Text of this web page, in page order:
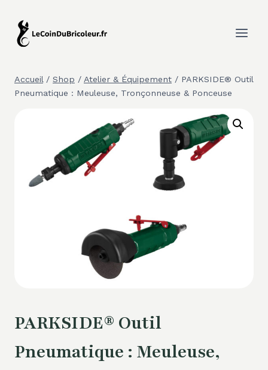
contenu
Accueil / Shop / Atelier & Équipement / PARKSIDE® Outil
Pneumatique : Meuleuse, Tronçonneuse & Ponceuse
PARKSIDE® Outil
Pneumatique : Meuleuse,